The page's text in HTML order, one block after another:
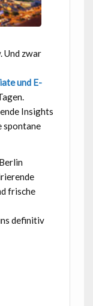
Und zwar
und E-
Insights
spontane
frische
definitiv